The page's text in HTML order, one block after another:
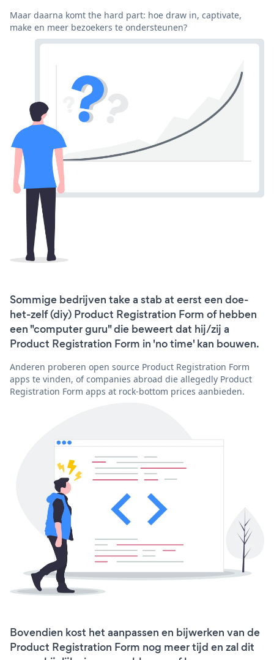
Maar daarna komt the hard part: hoe draw in, captivate,
make en meer bezoekers te ondersteunen?
Sommige bedrijven take a stab at eerst een doe-
het-zelf (diy) Product Registration Form of hebben
een "computer guru" die beweert dat hij/zij a
Product Registration Form in 'no time' kan bouwen.
Anderen proberen open source Product Registration Form
apps te vinden, of companies abroad die allegedly Product
Registration Form apps at rock-bottom prices aanbieden.
Bovendien kost het aanpassen en bijwerken van de
Product Registration Form nog meer tijd en zal dit